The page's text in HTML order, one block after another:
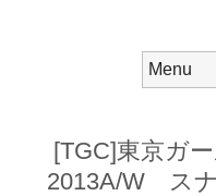
[TGC]東京ガ
2013A/W ス